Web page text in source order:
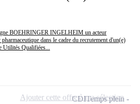
BOEHRINGER INGELHEIM un acteur
dans le cadre du recrutement d'un(e)
Utilités Qualifiées...
CDITemps plein
Ajouter cette offre à ma sélection